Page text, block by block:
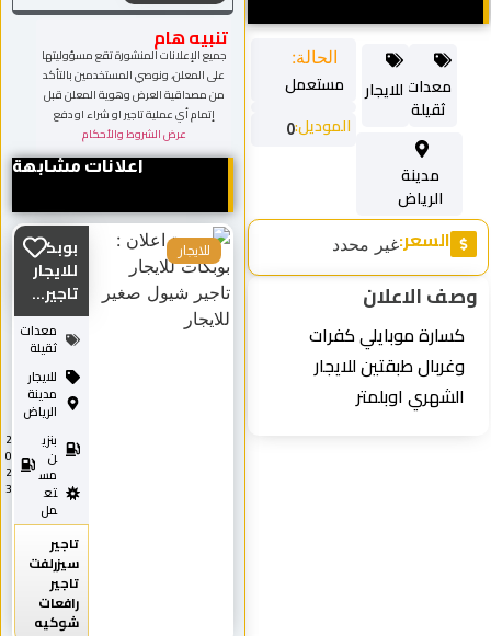
الحالة:
مستعمل
الموديل:0
مدينة
الرياض
معدات
ثقيلة
للايجار
السعر:غير محدد
وصف الاعلان
كسارة موبايلي كفرات
وغربال طبقتين للايجار
الشهري اوبلمتر
تنبيه هام
جميع الإعلانات المنشورة تقع مسؤوليتها
على المعلن، ونوصي المستخدمين بالتأكد
من مصداقية العرض وهوية المعلن قبل
إتمام أي عملية تاجير او شراء او دفع
عرض الشروط والأحكام
اعلانات مشابهة
بوبكات
للايجار
تاجير...
معدات
ثقيلة
للايجار
مدينة
الرياض
بنزي
ن
مس
تع
مل
تاجير
سيزرلفت
تاجير
رافعات
شوكيه
للايجار